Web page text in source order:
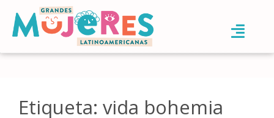
Etiqueta: vida bohemia